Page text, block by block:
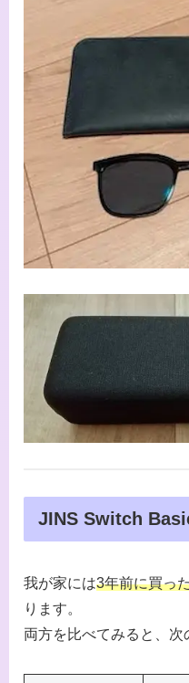
JINS Switch
我が家には3年前に買っ
ります。
両方を比べてみると、次